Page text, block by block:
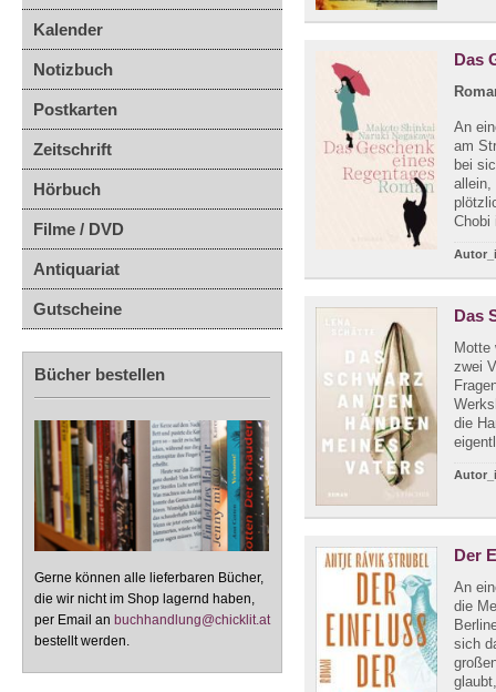
Kalender
Notizbuch
Postkarten
Zeitschrift
Hörbuch
Filme / DVD
Antiquariat
Gutscheine
Bücher bestellen
Gerne können alle lieferbaren Bücher,
die wir nicht im Shop lagernd haben,
per Email an buchhandlung@chicklit.at
bestellt werden.
Das
An
am
bei
allein,
Das
Motte
zwei
die
Der
An
die
sich